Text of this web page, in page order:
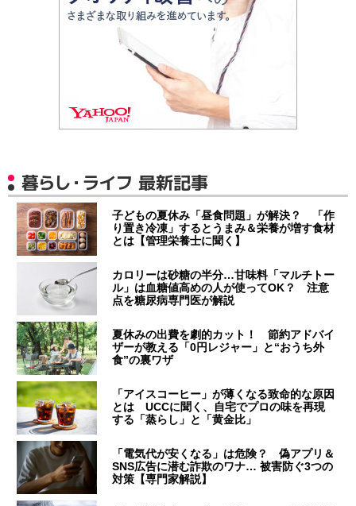
暮らし・ライフ 最新記事
子どもの夏休み「昼食問題」が解決？ 「作
り置き冷凍」するとうまみ＆栄養が増す食材
とは【管理栄養士に聞く】
カロリーは砂糖の半分…甘味料「マルチトー
ル」は血糖値高めの人が使ってOK？ 注意
点を糖尿病専門医が解説
夏休みの出費を劇的カット！ 節約アドバイ
ザーが教える「0円レジャー」と“おうち外
食”の裏ワザ
「アイスコーヒー」が薄くなる致命的な原因
とは UCCに聞く、自宅でプロの味を再現
する「蒸らし」と「黄金比」
「電気代が安くなる」は危険？ 偽アプリ＆
SNS広告に潜む詐欺のワナ… 被害防ぐ3つの
対策【専門家解説】